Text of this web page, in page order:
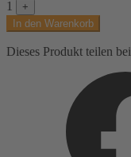
MetallHolz
Menge
1
+
In den Warenkorb
Dieses Produkt teilen bei